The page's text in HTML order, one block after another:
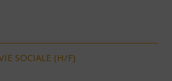
SOCIALE (H/F)